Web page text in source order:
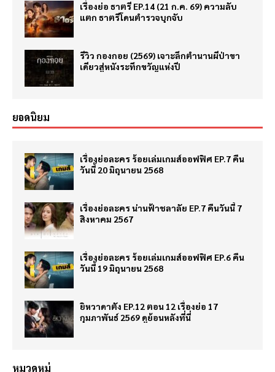
เรื่องย่อ ธาตรี EP.14 (21 ก.ค. 69) ความลับ
แตก ธาตรีโดนตำรวจบุกจับ
รีวิว กองกอย (2569) เจาะลึกตำนานผีป่าขา
เดียวสู่หนังระทึกขวัญแห่งปี
ยอดนิยม
เรื่องย่อละคร ร้อยเล่มเกมส์ออฟฟิศ EP.7 คืน
วันนี้ 20 มิถุนายน 2568
เรื่องย่อละคร น่านฟ้าชลาลัย EP.7 คืนวันนี้ 7
สิงหาคม 2567
เรื่องย่อละคร ร้อยเล่มเกมส์ออฟฟิศ EP.6 คืน
วันนี้ 19 มิถุนายน 2568
ยิหวาดาตัง EP.12 ตอน 12 เรื่องย่อ 17
กุมภาพันธ์ 2569 ดูย้อนหลังที่นี่
หมวดหมู่